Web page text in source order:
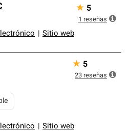
Sitio web
★ 5
1 reseñas
Sitio web
★ 5
23 reseñas